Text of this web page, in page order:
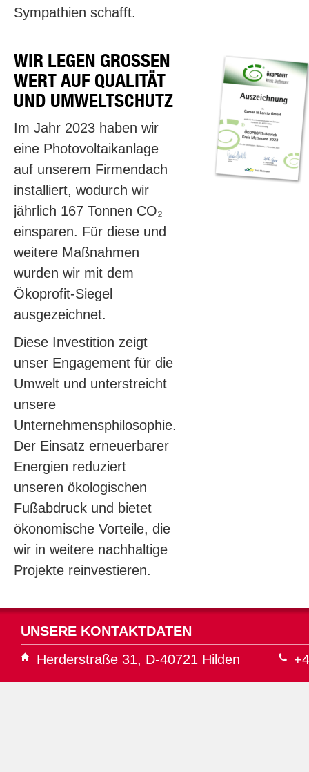
Sympathien schafft.
WIR LEGEN GROSSEN W
ERT AUF QUALITÄT U
ND UMWELTSCHUTZ
Im Jahr 2023 haben wir
eine Photovoltaikanlage
auf unserem Firmendach
installiert, wodurch wir
jährlich 167 Tonnen CO₂
einsparen. Für diese und
weitere Maßnahmen
wurden wir mit dem
Ökoprofit-Siegel
ausgezeichnet.
Diese Investition zeigt
unser Engagement für die
Umwelt und unterstreicht
unsere
Unternehmensphilosophie.
Der Einsatz erneuerbarer
Energien reduziert
unseren ökologischen
Fußabdruck und bietet
ökonomische Vorteile, die
wir in weitere nachhaltige
Projekte reinvestieren.
UNSERE KONTAKTDATEN
Herderstraße 31, D-40721 Hilden